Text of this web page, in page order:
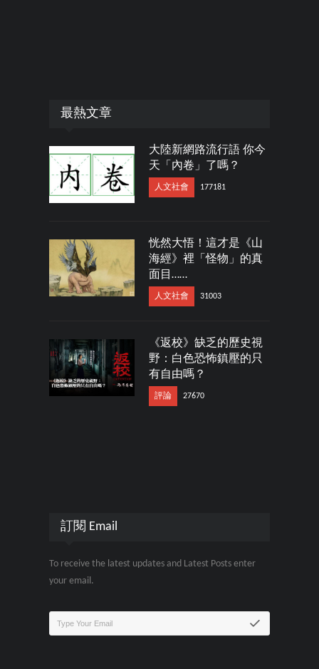
最熱文章
大陸新網路流行語 你今
天「內卷」了嗎？
人文社會 177181
恍然大悟！這才是《山
海經》裡「怪物」的真
面目……
人文社會 31003
《返校》缺乏的歷史視
野：白色恐怖鎮壓的只
有自由嗎？
評論 27670
訂閱 Email
To receive the latest updates and Latest Posts enter
your email.